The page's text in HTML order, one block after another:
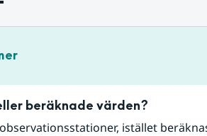
beräknade värden?
istället